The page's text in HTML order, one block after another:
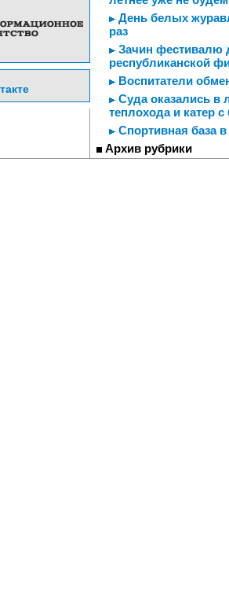
День белых
раз
Зачин фестивалю
республиканской
Воспитатели
Суда оказались в
теплохода и катер
Спортивная база
Архив рубрики